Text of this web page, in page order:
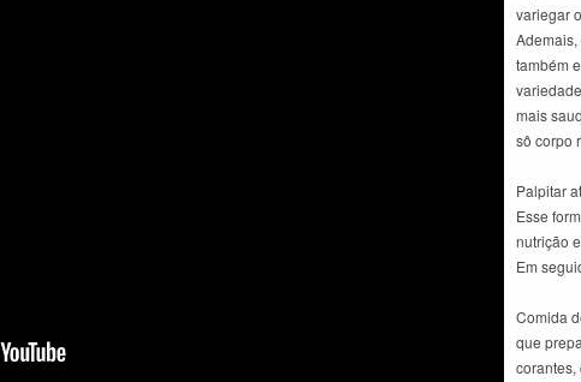
variegar
também
mais
sô corpo
Palpitar
Esse
nutrição
Em
Comida
que
corantes,